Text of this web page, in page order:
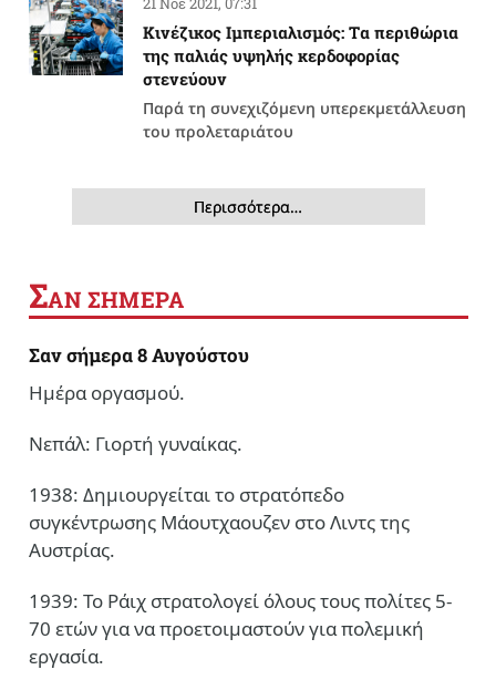
Κινέζικος Ιμπεριαλισμός: Tα περιθώρια
της παλιάς υψηλής κερδοφορίας
στενεύουν
Παρά τη συνεχιζόμενη υπερεκμετάλλευση
του προλεταριάτου
Περισσότερα…
ΣΑΝ ΣΗΜΕΡΑ
Σαν σήμερα 8 Αυγούστου
Ημέρα οργασμού.
Νεπάλ: Γιορτή γυναίκας.
1938: Δημιουργείται το στρατόπεδο
συγκέντρωσης Μάουτχαουζεν στο Λιντς της
Αυστρίας.
1939: Το Ράιχ στρατολογεί όλους τους πολίτες 5-
70 ετών για να προετοιμαστούν για πολεμική
εργασία.